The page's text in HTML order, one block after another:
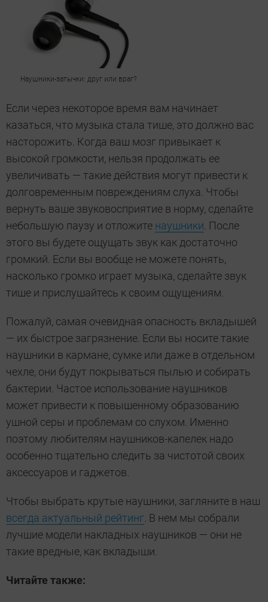
Наушники-затычки: друг или враг?
Если через некоторое время вам начинает
казаться, что музыка стала тише, это должно вас
насторожить. Когда ваш мозг привыкает к
высокой громкости, нельзя продолжать ее
увеличивать — такие действия могут привести к
долговременным повреждениям слуха. Чтобы
вернуть ваше звуковосприятие в норму, сделайте
небольшую паузу и отложите наушники. После
этого вы будете ощущать звук как достаточно
громкий. Если вы вообще не можете понять,
насколько громко играет музыка, сделайте звук
тише и прислушайтесь к своим ощущениям.
Пожалуй, самая очевидная опасность вкладышей
— их быстрое загрязнение. Если вы носите такие
наушники в кармане, сумке или даже в отдельном
чехле, они будут покрываться пылью и собирать
бактерии. Частое использование наушников
может привести к повышенному образованию
ушной серы и проблемам со слухом. Именно
поэтому любителям наушников-капелек надо
особенно тщательно следить за чистотой своих
аксессуаров и гаджетов.
Чтобы выбрать крутые наушники, загляните в наш
всегда актуальный рейтинг. В нем мы собрали
лучшие модели накладных наушников — они не
такие вредные, как вкладыши.
Читайте также: